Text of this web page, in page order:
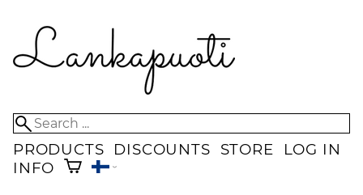
PRODUCTS DISCOUNTS STORE
LOG IN
INFO